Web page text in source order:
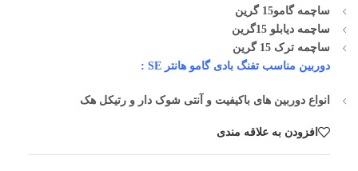
ساچمه گامو15 گرین
ساچمه دیابلو 15گرین
ساچمه ترک 15 گرین
دوربین مناسب تفنگ بادی گامو هانتر SE :
انواع دوربین های باکیفیت و آنتی شوک دار و رتیکل هک
افزودن به علاقه مندی